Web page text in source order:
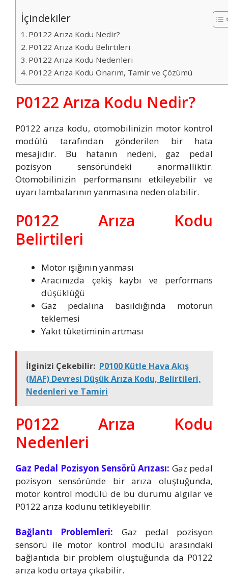
İçindekiler
P0122 Arıza Kodu Nedir?
P0122 Arıza Kodu Belirtileri
P0122 Arıza Kodu Nedenleri
P0122 Arıza Kodu Onarım, Tamir ve Çözümü
P0122 Arıza Kodu Nedir?
P0122 arıza kodu, otomobilinizin motor kontrol
modülü tarafından gönderilen bir hata
mesajıdır. Bu hatanın nedeni, gaz pedal
pozisyon sensöründeki anormalliktir.
Otomobilinizin performansını etkileyebilir ve
uyarı lambalarının yanmasına neden olabilir.
P0122 Arıza Kodu
Belirtileri
Motor ışığının yanması
Aracınızda çekiş kaybı ve performans
düşüklüğü
Gaz pedalına basıldığında motorun
teklemesi
Yakıt tüketiminin artması
İlginizi Çekebilir: P0100 Kütle Hava Akış
(MAF) Devresi Düşük Arıza Kodu, Belirtileri,
Nedenleri ve Tamiri
P0122 Arıza Kodu
Nedenleri
Gaz Pedal Pozisyon Sensörü Arızası: Gaz pedal
pozisyon sensöründe bir arıza oluştuğunda,
motor kontrol modülü de bu durumu algılar ve
P0122 arıza kodunu tetikleyebilir.
Bağlantı Problemleri: Gaz pedal pozisyon
sensörü ile motor kontrol modülü arasındaki
bağlantıda bir problem oluştuğunda da P0122
arıza kodu ortaya çıkabilir.